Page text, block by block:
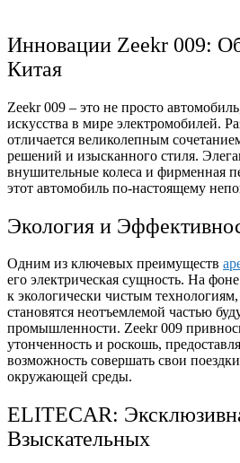
Инновации Zeekr 009:
Китая
Zeekr 009 – это не просто
искусства в мире электромобилей.
отличается великолепным
решений и изысканного стиля.
внушительные колеса и фирменная
этот автомобиль по-настоящему
Экология и
Одним из ключевых преимуществ
его электрическая сущность. На
к экологически чистым
становятся неотъемлемой частью
промышленности. Zeekr 009
утонченность и роскошь,
возможность совершать свои
окружающей среды.
ELITECAR:
Взыскательных